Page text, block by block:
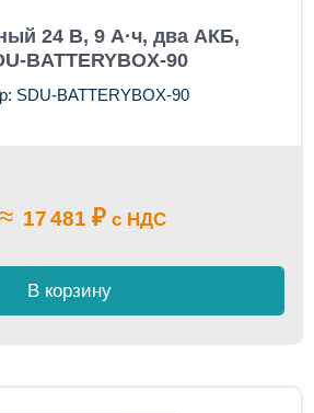
24 В, 9 А·ч, два АКБ,
BATTERYBOX-90
SDU-BATTERYBOX-90
≈ 17 481 ₽ с НДС
В корзину